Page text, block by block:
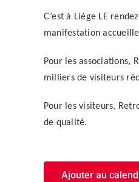
C’est à Liège LE
manifestation
Pour les associations,
milliers de visiteurs
Pour les visiteurs,
de qualité.
Ajouter au